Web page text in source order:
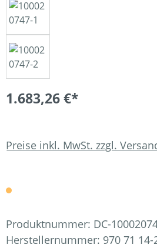
1.683,26 €*
Preise inkl. MwSt. zzgl.
Produktnummer: DC-
Herstellernummer: 970 71 14-